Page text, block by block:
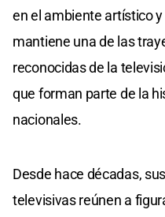
en el ambiente artístico
mantiene una de las
reconocidas de la
que forman parte de la
nacionales.
Desde hace décadas,
televisivas reúnen a